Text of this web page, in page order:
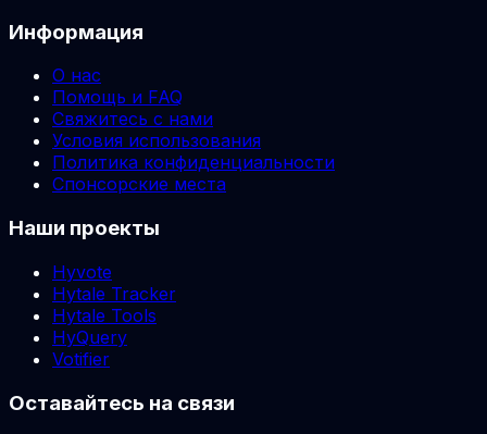
Информация
О нас
Помощь и FAQ
Свяжитесь с нами
Условия использования
Политика конфиденциальности
Спонсорские места
Наши проекты
Hyvote
Hytale Tracker
Hytale Tools
HyQuery
Votifier
Оставайтесь на связи